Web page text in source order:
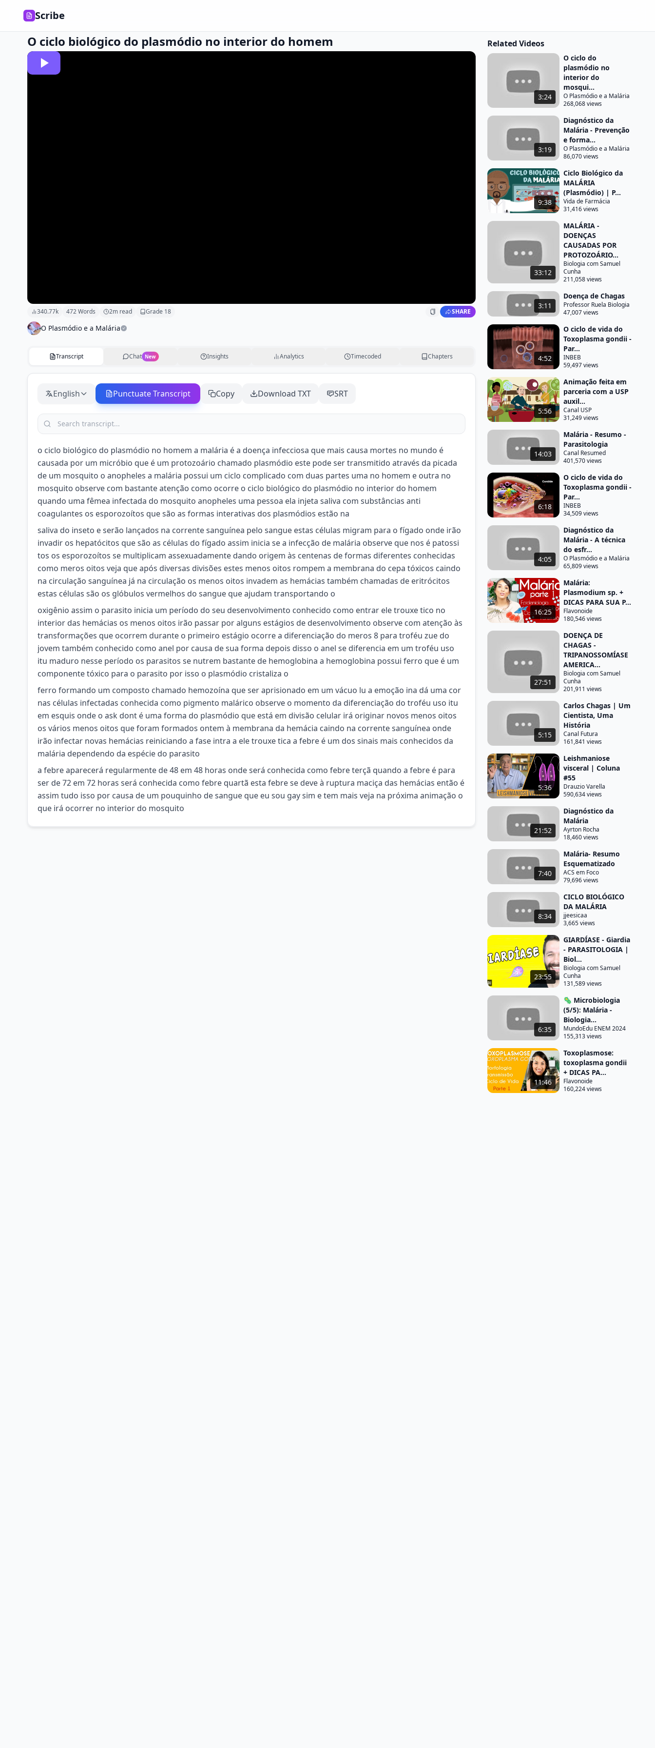
Scribe
O ciclo biológico do plasmódio no interior do homem
340.77k 472Words 2m read Grade 18 SHARE
O Plasmódio e a Malária
Transcript Chat New Insights Analytics Timecoded Chapters
English Punctuate Transcript Copy Download TXT SRT
o ciclo biológico do plasmódio no homem a malária é a doença infecciosa que mais causa mortes no mundo é
causada por um micróbio que é um protozoário chamado plasmódio este pode ser transmitido através da picada
de um mosquito o anopheles a malária possui um ciclo complicado com duas partes uma no homem e outra no
mosquito observe com bastante atenção como ocorre o ciclo biológico do plasmódio no interior do homem
quando uma fêmea infectada do mosquito anopheles uma pessoa ela injeta saliva com substâncias anti
coagulantes os esporozoítos que são as formas interativas dos plasmódios estão na
saliva do inseto e serão lançados na corrente sanguínea pelo sangue estas células migram para o fígado onde irão
invadir os hepatócitos que são as células do fígado assim inicia se a infecção de malária observe que nos é patossi
tos os esporozoítos se multiplicam assexuadamente dando origem às centenas de formas diferentes conhecidas
como meros oitos veja que após diversas divisões estes menos oitos rompem a membrana do cepa tóxicos caindo
na circulação sanguínea já na circulação os menos oitos invadem as hemácias também chamadas de eritrócitos
estas células são os glóbulos vermelhos do sangue que ajudam transportando o
oxigênio assim o parasito inicia um período do seu desenvolvimento conhecido como entrar ele trouxe tico no
interior das hemácias os menos oitos irão passar por alguns estágios de desenvolvimento observe com atenção às
transformações que ocorrem durante o primeiro estágio ocorre a diferenciação do meros 8 para troféu zue do
jovem também conhecido como anel por causa de sua forma depois disso o anel se diferencia em um troféu uso
itu maduro nesse período os parasitos se nutrem bastante de hemoglobina a hemoglobina possui ferro que é um
componente tóxico para o parasito por isso o plasmódio cristaliza o
ferro formando um composto chamado hemozoína que ser aprisionado em um vácuo lu a emoção ina dá uma cor
nas células infectadas conhecida como pigmento malárico observe o momento da diferenciação do troféu uso itu
em esquis onde o ask dont é uma forma do plasmódio que está em divisão celular irá originar novos menos oitos
os vários menos oitos que foram formados ontem à membrana da hemácia caindo na corrente sanguínea onde
irão infectar novas hemácias reiniciando a fase intra a ele trouxe tica a febre é um dos sinais mais conhecidos da
malária dependendo da espécie do parasito
a febre aparecerá regularmente de 48 em 48 horas onde será conhecida como febre terçã quando a febre é para
ser de 72 em 72 horas será conhecida como febre quartã esta febre se deve à ruptura maciça das hemácias então é
assim tudo isso por causa de um pouquinho de sangue que eu sou gay sim e tem mais veja na próxima animação o
que irá ocorrer no interior do mosquito
Related Videos
3:24
O ciclo do
plasmódio no
interior do
mosqui...
O Plasmódio e a Malária
268,068 views
3:19
Diagnóstico da
Malária - Prevenção
e forma...
O Plasmódio e a Malária
86,070 views
9:38
Ciclo Biológico da
MALÁRIA
(Plasmódio) | P...
Vida de Farmácia
31,416 views
33:12
MALÁRIA -
DOENÇAS
CAUSADAS POR
PROTOZOÁRIO...
Biologia com Samuel
Cunha
211,058 views
3:11
Doença de Chagas
Professor Ruela Biologia
47,007 views
4:52
O ciclo de vida do
Toxoplasma gondii -
Par...
INBEB
59,497 views
5:56
Animação feita em
parceria com a USP
auxil...
Canal USP
31,249 views
14:03
Malária - Resumo -
Parasitologia
Canal Resumed
401,570 views
6:18
O ciclo de vida do
Toxoplasma gondii -
Par...
INBEB
34,509 views
4:05
Diagnóstico da
Malária - A técnica
do esfr...
O Plasmódio e a Malária
65,809 views
16:25
Malária:
Plasmodium sp. +
DICAS PARA SUA P...
Flavonoide
180,546 views
27:51
DOENÇA DE
CHAGAS -
TRIPANOSSOMÍASE
AMERICA...
Biologia com Samuel
Cunha
201,911 views
5:15
Carlos Chagas | Um
Cientista, Uma
História
Canal Futura
161,841 views
5:36
Leishmaniose
visceral | Coluna
#55
Drauzio Varella
590,634 views
21:52
Diagnóstico da
Malária
Ayrton Rocha
18,460 views
7:40
Malária- Resumo
Esquematizado
ACS em Foco
79,696 views
8:34
CICLO BIOLÓGICO
DA MALÁRIA
jjeesicaa
3,665 views
23:55
GIARDÍASE - Giardia
- PARASITOLOGIA |
Biol...
Biologia com Samuel
Cunha
131,589 views
6:35
🦠 Microbiologia
(5/5): Malária -
Biologia...
MundoEdu ENEM 2024
155,313 views
11:46
Toxoplasmose:
toxoplasma gondii
+ DICAS PA...
Flavonoide
160,224 views